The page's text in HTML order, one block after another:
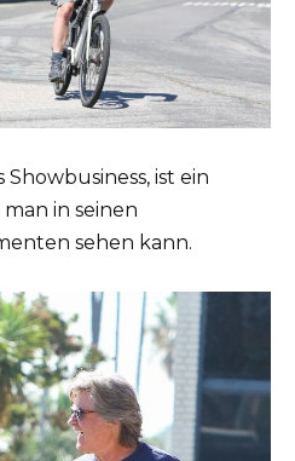
Showbusiness, ist ein
in seinen
sehen kann.